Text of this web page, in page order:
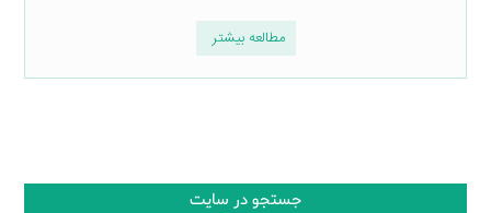
مطالعه بیشتر
جستجو در سایت